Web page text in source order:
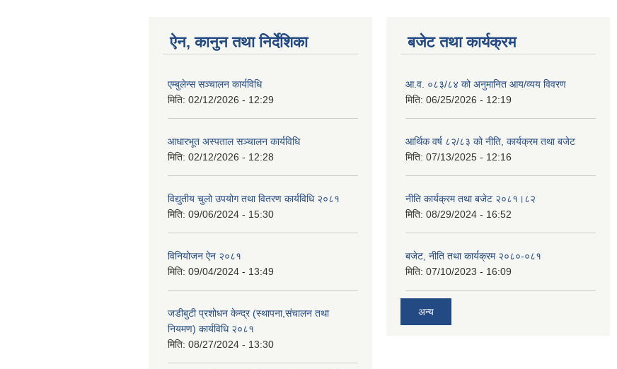
ऐन, कानुन तथा निर्देशिका
एम्बुलेन्स सञ्चालन कार्यविधि
मिति: 02/12/2026 - 12:29
आधारभूत अस्पताल सञ्चालन कार्यविधि
मिति: 02/12/2026 - 12:28
विद्युतीय चुलो उपयोग तथा वितरण कार्यविधि २०८१
मिति: 09/06/2024 - 15:30
विनियोजन ऐन २०८१
मिति: 09/04/2024 - 13:49
जडीबुटी प्रशोधन केन्द्र (स्थापना,संचालन तथा
नियमण) कार्यविधि २०८१
मिति: 08/27/2024 - 13:30
बजेट तथा कार्यक्रम
आ.व. ०८३/८४ को अनुमानित आय/व्यय विवरण
मिति: 06/25/2026 - 12:19
आर्थिक वर्ष ८२/८३ को नीति, कार्यक्रम तथा बजेट
मिति: 07/13/2025 - 12:16
नीति कार्यक्रम तथा बजेट २०८१।८२
मिति: 08/29/2024 - 16:52
बजेट, नीति तथा कार्यक्रम २०८०-०८१
मिति: 07/10/2023 - 16:09
अन्य